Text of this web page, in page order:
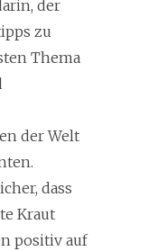
der
zu
Thema
der Welt
dass
Kraut
positiv auf